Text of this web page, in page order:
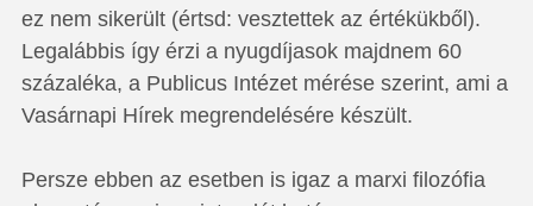
ez nem sikerült (értsd: vesztettek az értékükből).
Legalábbis így érzi a nyugdíjasok majdnem 60
százaléka, a Publicus Intézet mérése szerint, ami a
Vasárnapi Hírek megrendelésére készült.
Persze ebben az esetben is igaz a marxi filozófia